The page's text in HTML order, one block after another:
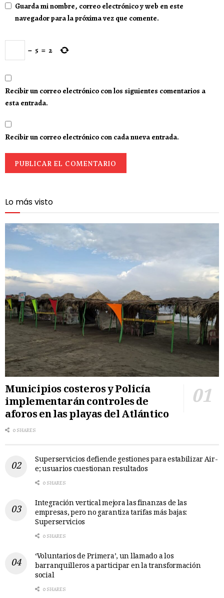
Guarda mi nombre, correo electrónico y web en este
navegador para la próxima vez que comente.
− 5 = 2
Recibir un correo electrónico con los siguientes comentarios a
esta entrada.
Recibir un correo electrónico con cada nueva entrada.
Lo más visto
Municipios costeros y Policía
implementarán controles de
aforos en las playas del Atlántico
0 SHARES
Superservicios defiende gestiones para estabilizar Air-
e; usuarios cuestionan resultados
0 SHARES
Integración vertical mejora las finanzas de las
empresas, pero no garantiza tarifas más bajas:
Superservicios
0 SHARES
‘Voluntarios de Primera’, un llamado a los
barranquilleros a participar en la transformación
social
0 SHARES